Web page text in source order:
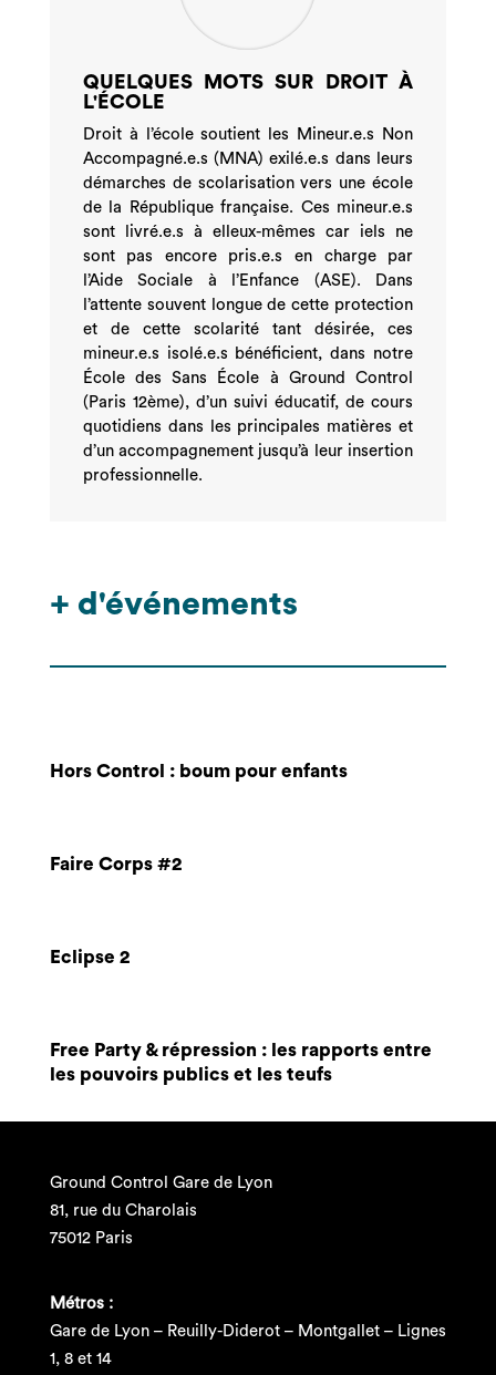
QUELQUES MOTS SUR DROIT À
L'ÉCOLE
Droit à l’école soutient les Mineur.e.s Non
Accompagné.e.s (MNA) exilé.e.s dans leurs
démarches de scolarisation vers une école
de la République française. Ces mineur.e.s
sont livré.e.s à elleux-mêmes car iels ne
sont pas encore pris.e.s en charge par
l’Aide Sociale à l’Enfance (ASE). Dans
l’attente souvent longue de cette protection
et de cette scolarité tant désirée, ces
mineur.e.s isolé.e.s bénéficient, dans notre
École des Sans École à Ground Control
(Paris 12ème), d’un suivi éducatif, de cours
quotidiens dans les principales matières et
d’un accompagnement jusqu’à leur insertion
professionnelle.
+ d'événements
Hors Control : boum pour enfants
Faire Corps #2
Eclipse 2
Free Party & répression : les rapports entre
les pouvoirs publics et les teufs
Ground Control Gare de Lyon
81, rue du Charolais
75012 Paris
Métros :
Gare de Lyon – Reuilly-Diderot – Montgallet – Lignes
1, 8 et 14